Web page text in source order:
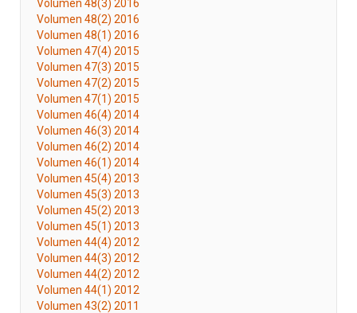
Volumen 48(3) 2016
Volumen 48(2) 2016
Volumen 48(1) 2016
Volumen 47(4) 2015
Volumen 47(3) 2015
Volumen 47(2) 2015
Volumen 47(1) 2015
Volumen 46(4) 2014
Volumen 46(3) 2014
Volumen 46(2) 2014
Volumen 46(1) 2014
Volumen 45(4) 2013
Volumen 45(3) 2013
Volumen 45(2) 2013
Volumen 45(1) 2013
Volumen 44(4) 2012
Volumen 44(3) 2012
Volumen 44(2) 2012
Volumen 44(1) 2012
Volumen 43(2) 2011